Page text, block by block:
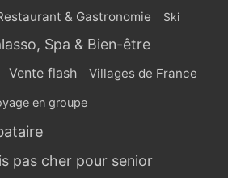
& Gastronomie Ski
Spa & Bien-être
Vente flash Villages de France
en groupe
pas cher pour senior